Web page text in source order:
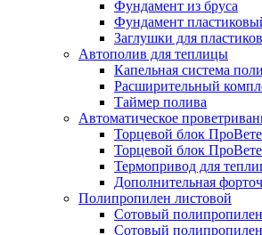
Фундамент из бруса
Фундамент
Заглушки для
Автополив для теплицы
Капельная система
Расширительный
Таймер полива
Автоматическое
Торцевой блок
Торцевой блок
Термопривод для
Дополнительная
Полипропилен листовой
Сотовый
Сотовый